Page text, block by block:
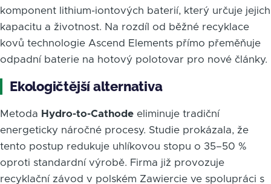
komponent lithium-iontových baterií, který určuje jejich
kapacitu a životnost. Na rozdíl od běžné recyklace
kovů technologie Ascend Elements přímo přeměňuje
odpadní baterie na hotový polotovar pro nové články.
Ekologičtější alternativa
Metoda Hydro-to-Cathode eliminuje tradiční
energeticky náročné procesy. Studie prokázala, že
tento postup redukuje uhlíkovou stopu o 35–50 %
oproti standardní výrobě. Firma již provozuje
recyklační závod v polském Zawiercie ve spolupráci s